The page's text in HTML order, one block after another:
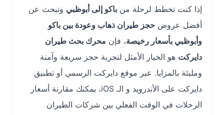
إذا كنت تخطط لرحلة منباكو إلى أبوظبيوتبحث عن
أفضل عروضحجز طيران ذهاب وعودة بين باكو
وأبوظبي بأسعار رخيصة ، فإنمحرك بحث طيران
دايركتهو الخيار الأمثل لتجربة حجز سريعة وآمنة
ومليئة بالمزايا. عبر موقع دايركت الرسمي أو تطبيق
دايركت على الأندرويد و الـ iOS، يمكنك مقارنة أسعار
الرحلات في الوقت الفعلي بين شركات الطيران